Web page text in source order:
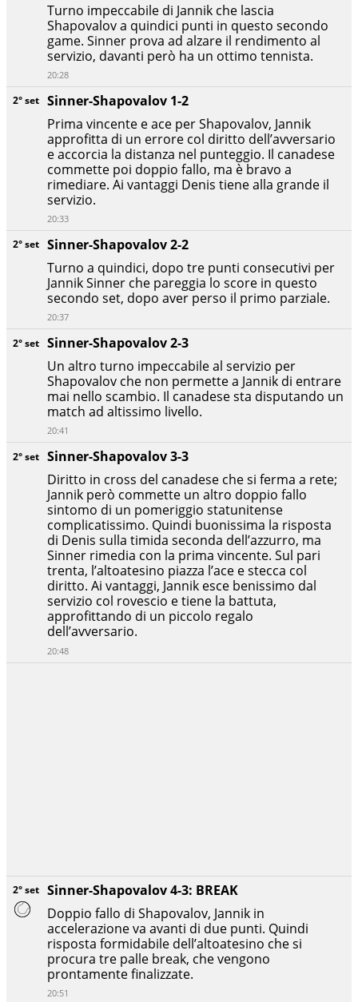
2° set Sinner-Shapovalov 4-3: BREAK
Doppio fallo di Shapovalov, Jannik in
accelerazione va avanti di due punti. Quindi
risposta formidabile dell’altoatesino che si
procura tre palle break, che vengono
prontamente finalizzate.
20:51
2° set Sinner-Shapovalov 3-3
Diritto in cross del canadese che si ferma a rete;
Jannik però commette un altro doppio fallo
sintomo di un pomeriggio statunitense
complicatissimo. Quindi buonissima la risposta
di Denis sulla timida seconda dell’azzurro, ma
Sinner rimedia con la prima vincente. Sul pari
trenta, l’altoatesino piazza l’ace e stecca col
diritto. Ai vantaggi, Jannik esce benissimo dal
servizio col rovescio e tiene la battuta,
approfittando di un piccolo regalo
dell’avversario.
20:48
2° set Sinner-Shapovalov 2-3
Un altro turno impeccabile al servizio per
Shapovalov che non permette a Jannik di entrare
mai nello scambio. Il canadese sta disputando un
match ad altissimo livello.
20:41
2° set Sinner-Shapovalov 2-2
Turno a quindici, dopo tre punti consecutivi per
Jannik Sinner che pareggia lo score in questo
secondo set, dopo aver perso il primo parziale.
20:37
2° set Sinner-Shapovalov 1-2
Prima vincente e ace per Shapovalov, Jannik
approfitta di un errore col diritto dell’avversario
e accorcia la distanza nel punteggio. Il canadese
commette poi doppio fallo, ma è bravo a
rimediare. Ai vantaggi Denis tiene alla grande il
servizio.
20:33
Turno impeccabile di Jannik che lascia
Shapovalov a quindici punti in questo secondo
game. Sinner prova ad alzare il rendimento al
servizio, davanti però ha un ottimo tennista.
20:28